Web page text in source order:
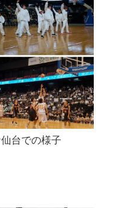
台での様子